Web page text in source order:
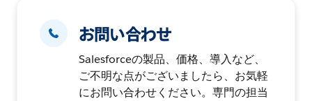
お問い合わせ
Salesforceの製品、価格、導入など、
ご不明な点がございましたら、お気軽
にお問い合わせください。専門の担当